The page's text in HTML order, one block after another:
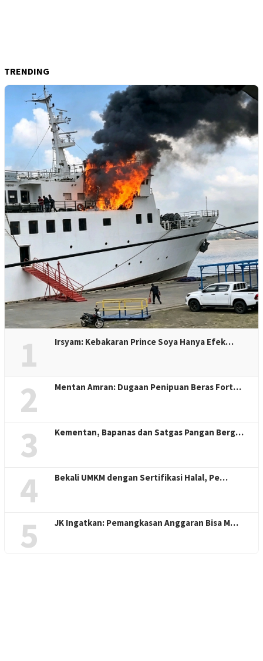
TRENDING
1 Irsyam: Kebakaran Prince Soya Hanya Efek…
2 Mentan Amran: Dugaan Penipuan Beras Fort…
3 Kementan, Bapanas dan Satgas Pangan Berg…
4 Bekali UMKM dengan Sertifikasi Halal, Pe…
5 JK Ingatkan: Pemangkasan Anggaran Bisa M…